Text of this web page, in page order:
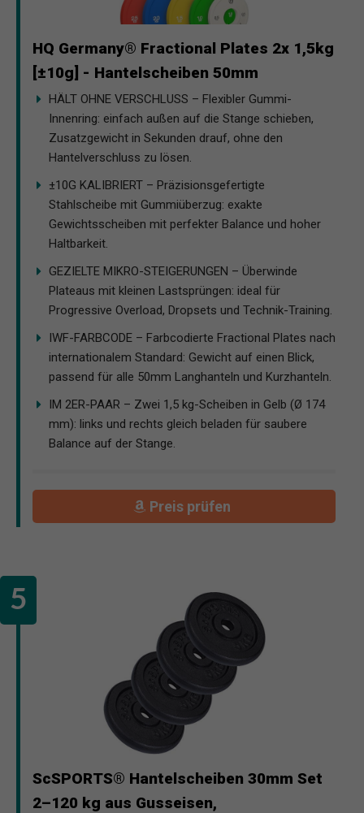
HQ Germany® Fractional Plates 2x 1,5kg
[±10g] - Hantelscheiben 50mm
HÄLT OHNE VERSCHLUSS – Flexibler Gummi-
Innenring: einfach außen auf die Stange schieben,
Zusatzgewicht in Sekunden drauf, ohne den
Hantelverschluss zu lösen.
±10G KALIBRIERT – Präzisionsgefertigte
Stahlscheibe mit Gummiüberzug: exakte
Gewichtsscheiben mit perfekter Balance und hoher
Haltbarkeit.
GEZIELTE MIKRO-STEIGERUNGEN – Überwinde
Plateaus mit kleinen Lastsprüngen: ideal für
Progressive Overload, Dropsets und Technik-Training.
IWF-FARBCODE – Farbcodierte Fractional Plates nach
internationalem Standard: Gewicht auf einen Blick,
passend für alle 50mm Langhanteln und Kurzhanteln.
IM 2ER-PAAR – Zwei 1,5 kg-Scheiben in Gelb (Ø 174
mm): links und rechts gleich beladen für saubere
Balance auf der Stange.
Preis prüfen
ScSPORTS® Hantelscheiben 30mm Set
2–120 kg aus Gusseisen,